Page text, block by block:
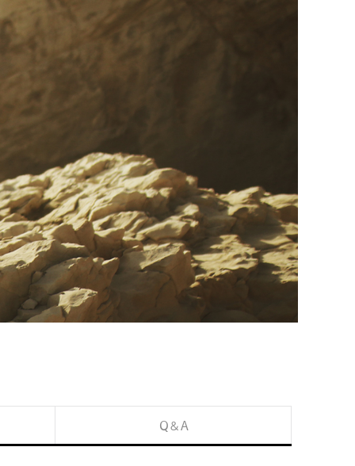
Q & A